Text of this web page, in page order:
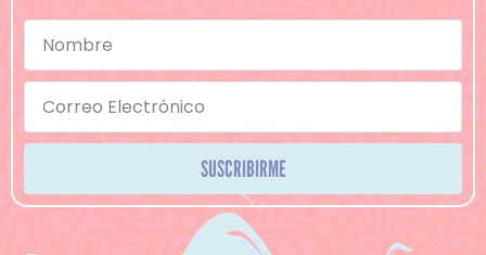
SUSCRIBIRME